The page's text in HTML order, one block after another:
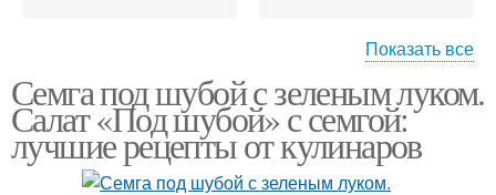
Царская шуба Лосось под шубой
Показать все
Семга под шубой с зеленым луком.
Салат «Под шубой» с семгой:
лучшие рецепты от кулинаров